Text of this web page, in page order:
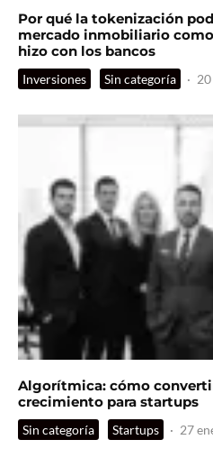
Por qué la tokenización
mercado inmobiliario
hizo con los bancos
Inversiones Sin categoría ·
Algorítmica: cómo
crecimiento para startups
Sin categoría Startups · 27